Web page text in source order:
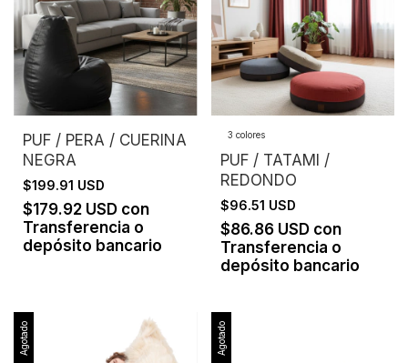
PUF / PERA / CUERINA
NEGRA
$199.91 USD
$179.92 USD con
Transferencia o
depósito bancario
3 colores
PUF / TATAMI /
REDONDO
$96.51 USD
$86.86 USD con
Transferencia o
depósito bancario
Agotado Agotado